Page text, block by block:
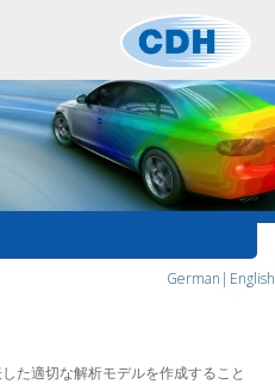
German| English
た適切な解析モデルを作成すること